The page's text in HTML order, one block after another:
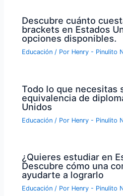
Descubre cuánto
brackets en Estados
opciones disponibles.
Educación / Por Henry - Pinulito
Todo lo que necesitas
equivalencia de
Unidos
Educación / Por Henry - Pinulito
¿Quieres estudiar en
Descubre cómo una
ayudarte a lograrlo
Educación / Por Henry - Pinulito